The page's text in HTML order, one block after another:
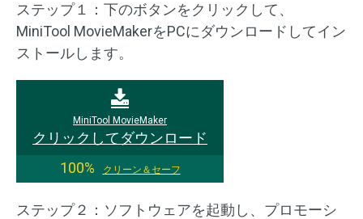
ステップ１：下のボタンをクリックして、
MiniTool MovieMakerをPCにダウンロードしてイン
ストールします。
MiniTool MovieMaker
クリックしてダウンロード
100%
クリーン＆セーフ
ステップ２：ソフトウェアを起動し、プロモーシ